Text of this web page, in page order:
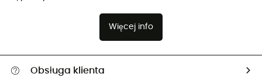
Więcej info
Obsługa klienta